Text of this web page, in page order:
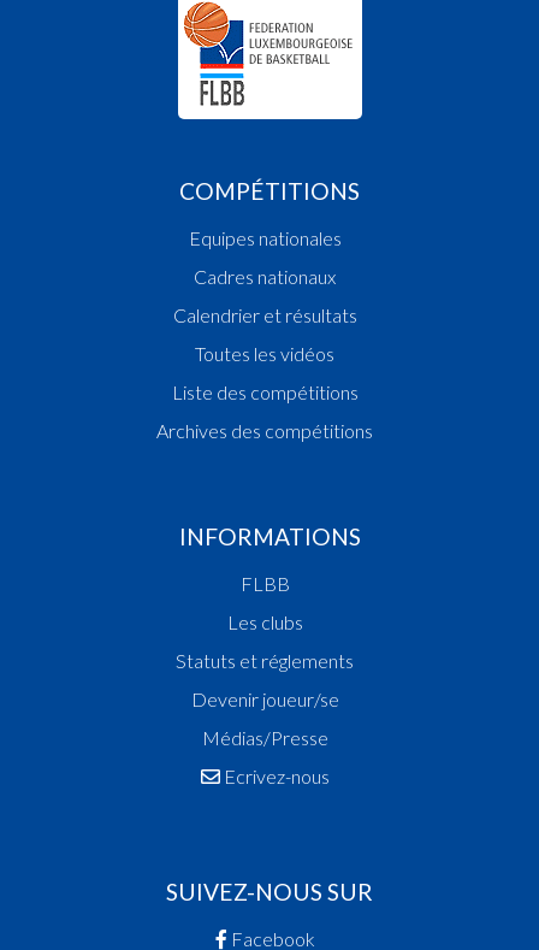
COMPÉTITIONS
Equipes nationales
Cadres nationaux
Calendrier et résultats
Toutes les vidéos
Liste des compétitions
Archives des compétitions
INFORMATIONS
FLBB
Les clubs
Statuts et réglements
Devenir joueur/se
Médias/Presse
Ecrivez-nous
SUIVEZ-NOUS SUR
Facebook